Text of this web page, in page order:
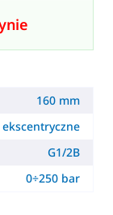
160 mm
ekscentryczne
G1/2B
0÷250 bar